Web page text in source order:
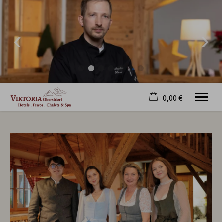
2 Erwachsene
Willkommen
Hotel
Zimmer
Fewos&Chalets
0,00 €